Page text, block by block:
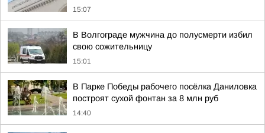
15:07
В Волгограде мужчина до полусмерти избил
свою сожительницу
15:01
В Парке Победы рабочего посёлка Даниловка
построят сухой фонтан за 8 млн руб
14:40